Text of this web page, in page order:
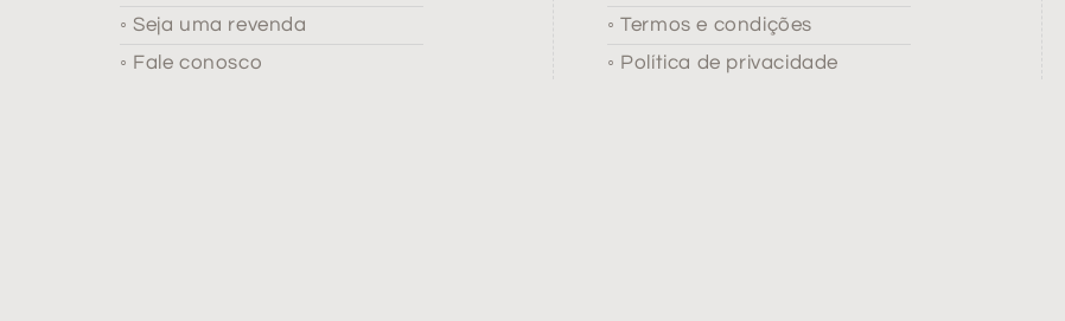
◦ Seja uma revenda
◦ Fale conosco
◦ Termos e condições
◦ Política de privacidade